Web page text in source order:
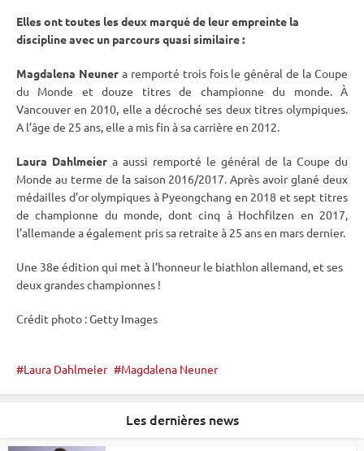
Elles ont toutes les deux marqué de leur empreinte la
discipline avec un parcours quasi similaire :
Magdalena Neunera remporté trois fois le général de laCoupe
du Monde et douze titres de championne du monde. À
Vancouver en 2010, elle a décroché ses deux titres olympiques.
A l’âge de 25 ans, elle a mis fin à sa carrière en 2012.
Laura Dahlmeier a aussi remporté le général de la Coupe du
Monde au terme de la saison 2016/2017. Après avoir glané deux
médailles d’or olympiques à Pyeongchang en 2018 et sept titres
de championne du monde, dont cinq à Hochfilzen en 2017,
l’allemande a également pris sa retraite à 25 ans en mars dernier.
Une 38e édition qui met à l’honneur le biathlon allemand, et ses
deux grandes championnes !
Crédit photo : Getty Images
Laura Dahlmeier Magdalena Neuner
Les dernières news